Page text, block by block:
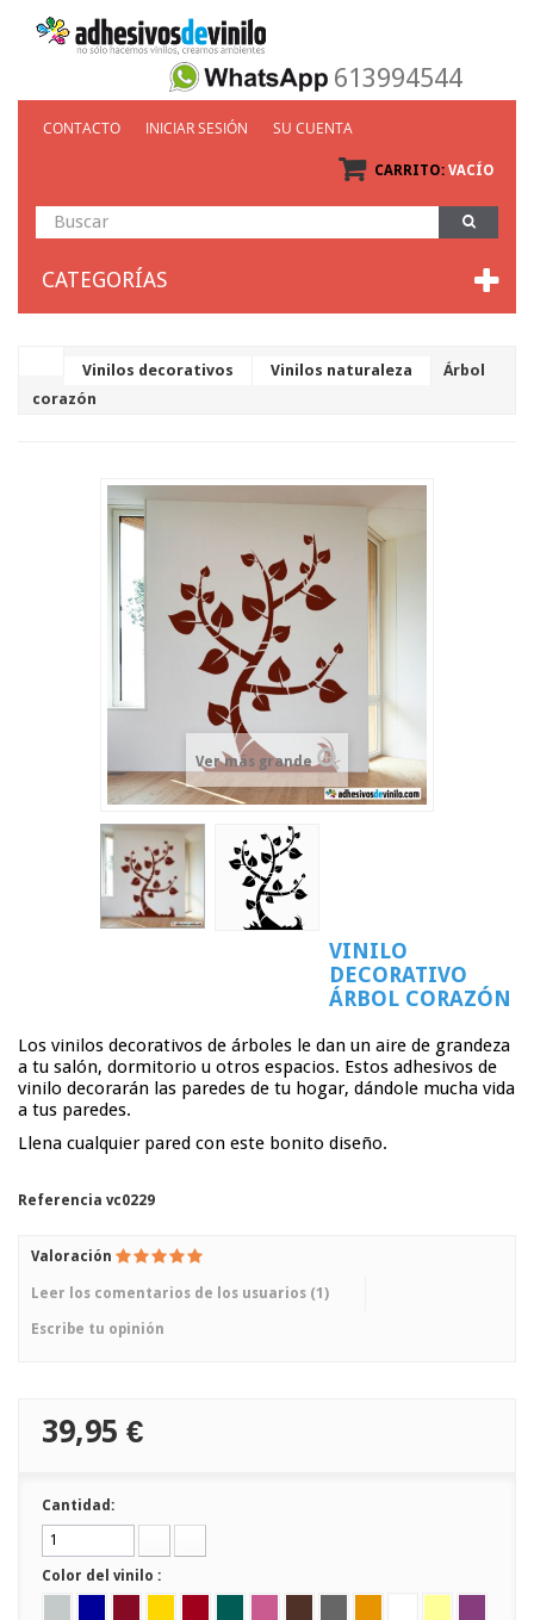
613994544
CONTACTO INICIAR SESIÓN SU CUENTA
CARRITO: VACÍO
CATEGORÍAS
Vinilos decorativos Vinilos naturaleza
Árbol
corazón
Ver más grande
VINILO
DECORATIVO
ÁRBOL CORAZÓN
Los vinilos decorativos de árboles le dan un aire de grandeza
a tu salón, dormitorio u otros espacios. Estos adhesivos de
vinilo decorarán las paredes de tu hogar, dándole mucha vida
a tus paredes.
Llena cualquier pared con este bonito diseño.
Referencia vc0229
Valoración
Leer los comentarios de los usuarios (1 )
Escribe tu opinión
39,95 €
Cantidad:
Color del vinilo :